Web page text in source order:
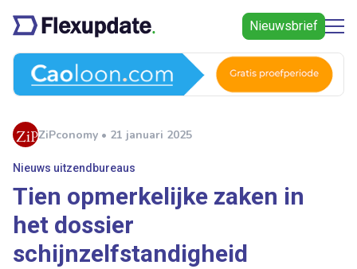
Nieuwsbrief
ZiPconomy • 21 januari 2025
Nieuws uitzendbureaus
Tien opmerkelijke zaken in
het dossier
schijnzelfstandigheid